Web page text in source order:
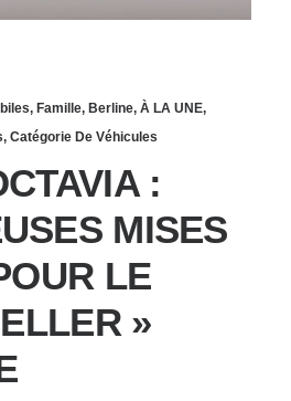
, Famille, Berline, À LA UNE,
, Catégorie De Véhicules
:
MISES
LE
»